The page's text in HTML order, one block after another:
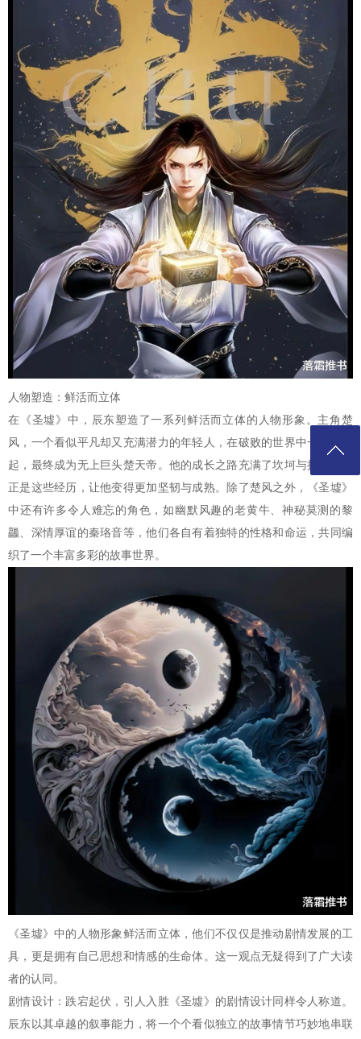
人物塑造：鲜活而立体
在《圣墟》中，辰东塑造了一系列鲜活而立体的人物形象。主角楚
风，一个看似平凡却又充满潜力的年轻人，在破败的世界中一步步崛
起，最终成为无上巨头楚天帝。他的成长之路充满了坎坷与挑战，但
正是这些经历，让他变得更加坚韧与成熟。除了楚风之外，《圣墟》
中还有许多令人难忘的角色，如幽默风趣的老黄牛、神秘莫测的黎
龘、深情厚谊的秦珞音等，他们各自有着独特的性格和命运，共同编
织了一个丰富多彩的故事世界。
《圣墟》中的人物形象鲜活而立体，他们不仅仅是推动剧情发展的工
具，更是拥有自己思想和情感的生命体。这一观点无疑得到了广大读
者的认同。
剧情设计：跌宕起伏，引人入胜《圣墟》的剧情设计同样令人称道。
辰东以其卓越的叙事能力，将一个个看似独立的故事情节巧妙地串联